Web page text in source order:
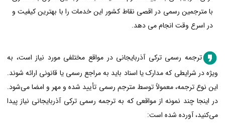
با مترجمین رسمی در اقصی نقاط کشور این خدمات را با بهترین کیفیت و
در اسرع وقت انجام می دهد.
ترجمه رسمی ترکی آذربایجانی در مواقع مختلفی مورد نیاز است، به
ویژه در شرایطی که مدارک یا اسناد باید به مراجع رسمی یا قانونی ارائه شوند.
این نوع ترجمه، معمولاً توسط مترجم رسمی تأیید شده و مهر و امضا می‌شود.
در اینجا چند نمونه از مواقعی که به ترجمه رسمی ترکی آذربایجانی نیاز پیدا
می‌کنید، آورده شده است: